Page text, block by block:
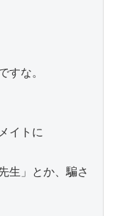
すな。
イトに
生」とか、騙さ